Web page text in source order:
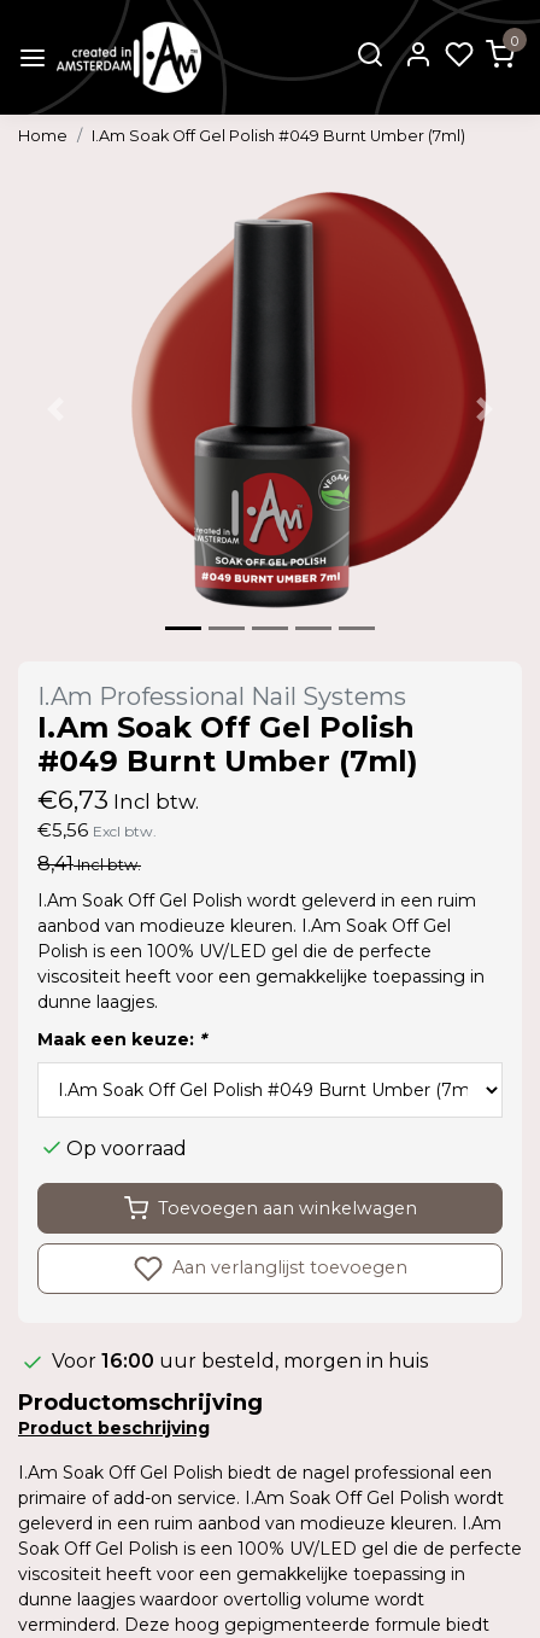
0
Home I.Am Soak Off Gel Polish #049 Burnt Umber (7ml)
I.Am Professional Nail Systems
I.Am Soak Off Gel Polish
#049 Burnt Umber (7ml)
€6,73 Incl btw.
€5,56 Excl btw.
8,41Incl btw.
I.Am Soak Off Gel Polish wordt geleverd in een ruim
aanbod van modieuze kleuren. I.Am Soak Off Gel
Polish is een 100% UV/LED gel die de perfecte
viscositeit heeft voor een gemakkelijke toepassing in
dunne laagjes.
Maak een keuze: *
Op voorraad
Toevoegen aan winkelwagen
Aan verlanglijst toevoegen
Voor 16:00 uur besteld, morgen in huis
Productomschrijving
Product beschrijving
I.Am Soak Off Gel Polish biedt de nagel professional een
primaire of add-on service. I.Am Soak Off Gel Polish wordt
geleverd in een ruim aanbod van modieuze kleuren. I.Am
Soak Off Gel Polish is een 100% UV/LED gel die de perfecte
viscositeit heeft voor een gemakkelijke toepassing in
dunne laagjes waardoor overtollig volume wordt
verminderd. Deze hoog gepigmenteerde formule biedt